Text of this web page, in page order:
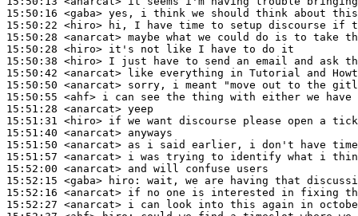
15:50:16 <gaba>
15:50:22 <hiro>
15:50:28 <anarcat>
15:50:28 <hiro>
15:50:38 <hiro>
15:50:42 <anarcat>
15:50:50 <anarcat>
15:50:55 <ahf>
15:51:28 <anarcat>
15:51:31 <hiro>
15:51:40 <anarcat>
15:51:50 <anarcat>
15:51:57 <anarcat>
15:52:00 <anarcat>
15:52:15 <gaba>
hiro:
15:52:16 <anarcat>
15:52:27 <anarcat>